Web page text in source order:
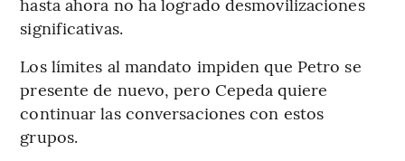
significativas.
Los límites al mandato impiden que Petro se
presente de nuevo, pero Cepeda quiere
continuar las conversaciones con estos
grupos.